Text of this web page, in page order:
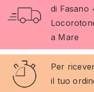
di Fasano
a Mare
Per
il tuo